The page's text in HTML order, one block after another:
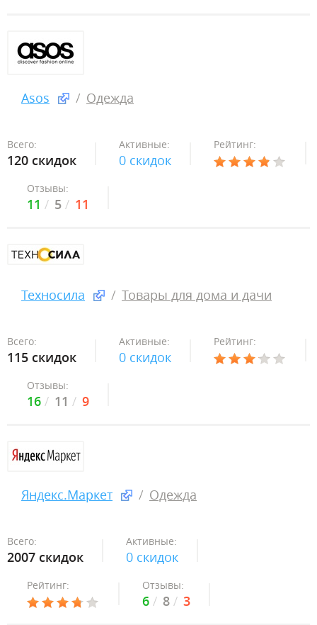
Asos Одежда
Всего:
120 скидок
Активные:
0 скидок
Рейтинг:
Отзывы:
11 5 11
Техносила Товары для дома и дачи
Всего:
115 скидок
Активные:
0 скидок
Рейтинг:
Отзывы:
16 11 9
Яндекс.Маркет Одежда
Всего:
2007 скидок
Активные:
0 скидок
Рейтинг: Отзывы:
6 8 3